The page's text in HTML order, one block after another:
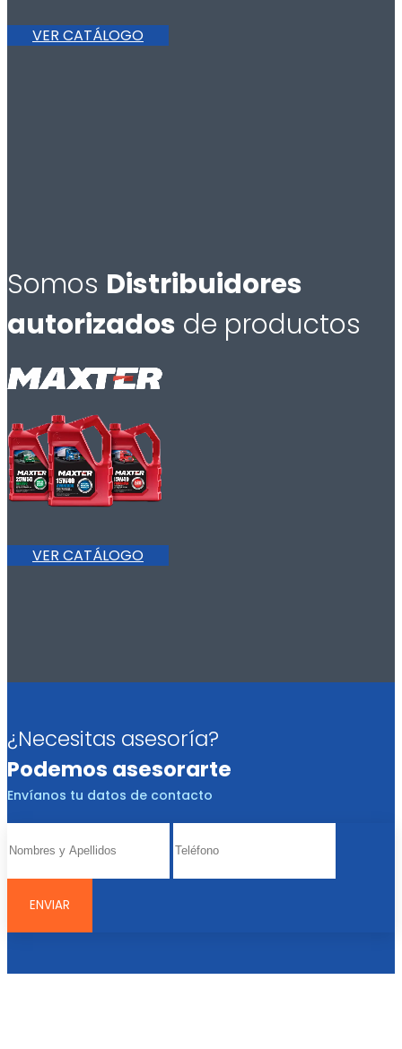
VER CATÁLOGO
Somos Distribuidores
autorizados de productos
VER CATÁLOGO
¿Necesitas asesoría?
Podemos asesorarte
Envíanos tu datos de contacto